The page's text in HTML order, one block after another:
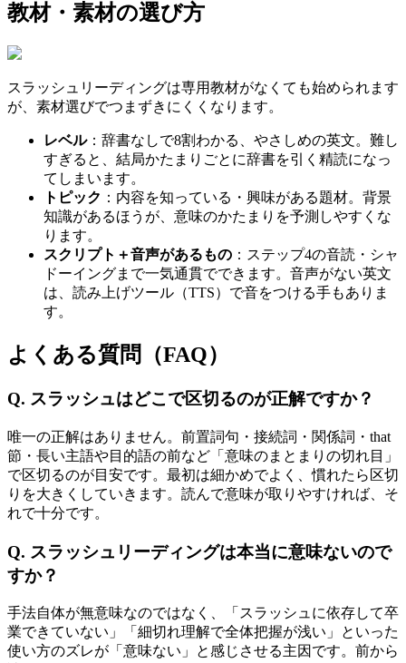
教材・素材の選び方
スラッシュリーディングは専用教材がなくても始められます
が、素材選びでつまずきにくくなります。
レベル：辞書なしで8割わかる、やさしめの英文。難し
すぎると、結局かたまりごとに辞書を引く精読になっ
てしまいます。
トピック ：内容を知っている・興味がある題材。背景
知識があるほうが、意味のかたまりを予測しやすくな
ります。
スクリプト＋音声があるもの ：ステップ4の音読・シャ
ドーイングまで一気通貫でできます。音声がない英文
は、読み上げツール（TTS）で音をつける手もありま
す。
よくある質問（FAQ）
Q. スラッシュはどこで区切るのが正解ですか？
唯一の正解はありません。前置詞句・接続詞・関係詞・that
節・長い主語や目的語の前など「意味のまとまりの切れ目」
で区切るのが目安です。最初は細かめでよく、慣れたら区切
りを大きくしていきます。読んで意味が取りやすければ、そ
れで十分です。
Q. スラッシュリーディングは本当に意味ないので
すか？
手法自体が無意味なのではなく、「スラッシュに依存して卒
業できていない」「細切れ理解で全体把握が浅い」といった
使い方のズレが「意味ない」と感じさせる主因です。前から